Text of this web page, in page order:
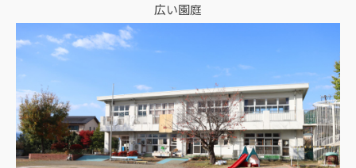
広い園庭